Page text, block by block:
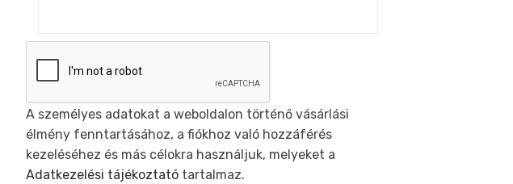
A személyes adatokat a weboldalon történő vásárlási
élmény fenntartásához, a fiókhoz való hozzáférés
kezeléséhez és más célokra használjuk, melyeket a
Adatkezelési tájékoztató tartalmaz.